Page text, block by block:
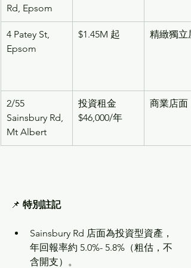
Rd, Epsom
4 Patey St,
Epsom
$1.45M 起 精緻獨立
2/55
Sainsbury Rd,
Mt Albert
投資租金
$46,000/年
商業店面
📌 特別註記
Sainsbury Rd 店面為投資型資產，
年回報率約 5.0%- 5.8%（粗估，不
含開支）。